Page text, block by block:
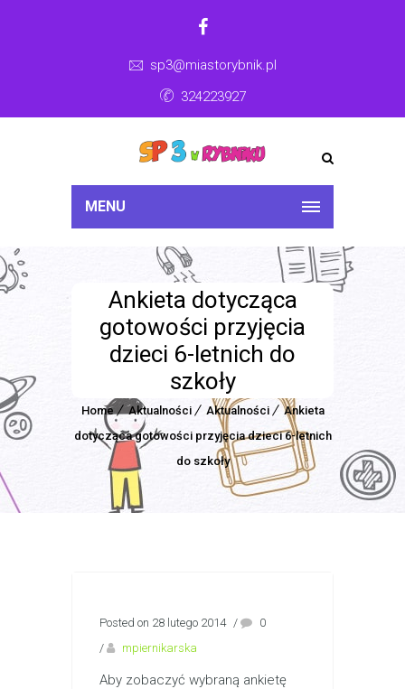
sp3@miastorybnik.pl
324223927
MENU
Ankieta dotycząca
gotowości przyjęcia
dzieci 6-letnich do
szkoły
Home Aktualności Aktualności
Ankieta
dotycząca gotowości przyjęcia dzieci 6-letnich
do szkoły
Posted on 28 lutego 2014 /
0
/
mpiernikarska
Aby zobaczyć wybraną ankietę